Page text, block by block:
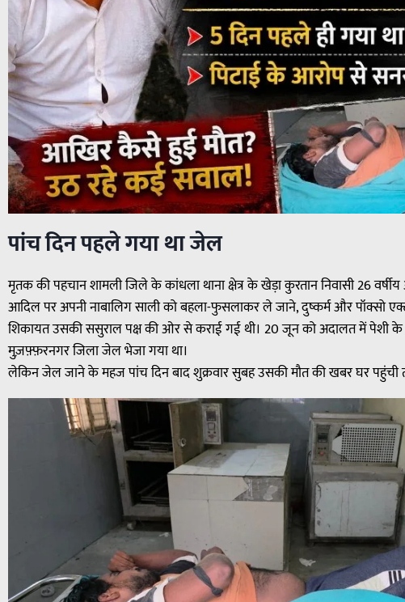
पांच दिन पहले गया था जेल
मृतक की पहचान शामली जिले के कांधला थाना क्षेत्र के खेड़ा कुरतान निवासी 26
आदिल पर अपनी नाबालिग साली को बहला-फुसलाकर ले जाने, दुष्कर्म और पॉक्सो
शिकायत उसकी ससुराल पक्ष की ओर से कराई गई थी। 20 जून को अदालत में पेशी के
मुज़फ़्फ़रनगर जिला जेल भेजा गया था।
लेकिन जेल जाने के महज पांच दिन बाद शुक्रवार सुबह उसकी मौत की खबर घर पहुंची